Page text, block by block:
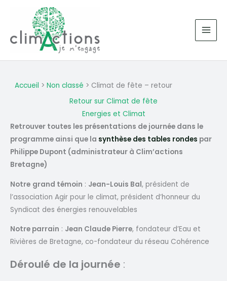
contenu
Accueil Non classé
Climat de fête – retour
Retour sur Climat de fête
Energies et Climat
Retrouver toutes les présentations de journée dans le
programme ainsi que la synthèse des tables rondes par
Philippe Dupont (administrateur à Clim’actions
Bretagne)
Notre grand témoin : Jean-Louis Bal, président de
l’association Agir pour le climat, président d’honneur du
Syndicat des énergies renouvelables
Notre parrain : Jean Claude Pierre, fondateur d’Eau et
Rivières de Bretagne, co-fondateur du réseau Cohérence
Déroulé de la journée :